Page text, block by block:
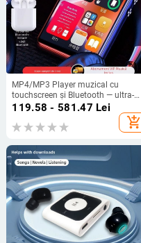
MP4/MP3 Player muzical cu
touchscreen și Bluetooth — ultra-
subțire, pentru citirea romanelor
119.58 - 581.47 Lei
add_shopping_cart